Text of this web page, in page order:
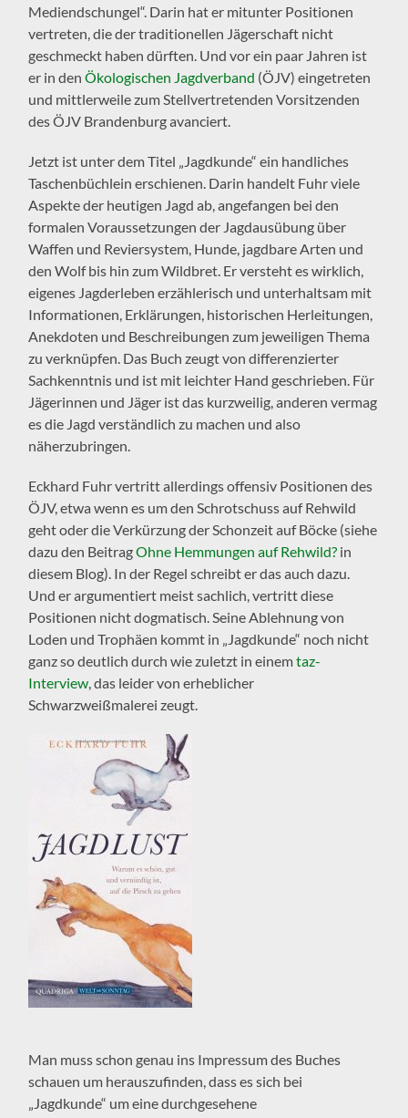
Mediendschungel“. Darin hat er mitunter Positionen
vertreten, die der traditionellen Jägerschaft nicht
geschmeckt haben dürften. Und vor ein paar Jahren ist
er in denÖkologischen Jagdverband (ÖJV) eingetreten
und mittlerweile zum Stellvertretenden Vorsitzenden
des ÖJV Brandenburg avanciert.
Jetzt ist unter dem Titel „Jagdkunde“ ein handliches
Taschenbüchlein erschienen. Darin handelt Fuhr viele
Aspekte der heutigen Jagd ab, angefangen bei den
formalen Voraussetzungen der Jagdausübung über
Waffen und Reviersystem, Hunde, jagdbare Arten und
den Wolf bis hin zum Wildbret. Er versteht es wirklich,
eigenes Jagderleben erzählerisch und unterhaltsam mit
Informationen, Erklärungen, historischen Herleitungen,
Anekdoten und Beschreibungen zum jeweiligen Thema
zu verknüpfen. Das Buch zeugt von differenzierter
Sachkenntnis und ist mit leichter Hand geschrieben. Für
Jägerinnen und Jäger ist das kurzweilig, anderen vermag
es die Jagd verständlich zu machen und also
näherzubringen.
Eckhard Fuhr vertritt allerdings offensiv Positionen des
ÖJV, etwa wenn es um den Schrotschuss auf Rehwild
geht oder die Verkürzung der Schonzeit auf Böcke (siehe
dazu den BeitragOhne Hemmungen auf Rehwild? in
diesem Blog). In der Regel schreibt er das auch dazu.
Und er argumentiert meist sachlich, vertritt diese
Positionen nicht dogmatisch. Seine Ablehnung von
Loden und Trophäen kommt in „Jagdkunde“ noch nicht
ganz so deutlich durch wie zuletzt in einemtaz-
Interview, das leider von erheblicher
Schwarzweißmalerei zeugt.
Man muss schon genau ins Impressum des Buches
schauen um herauszufinden, dass es sich bei
„Jagdkunde“ um eine durchgesehene